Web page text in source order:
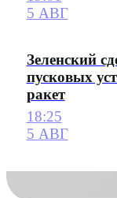
5 АВГ
Зеленский
пусковых
ракет
18:25
5 АВГ